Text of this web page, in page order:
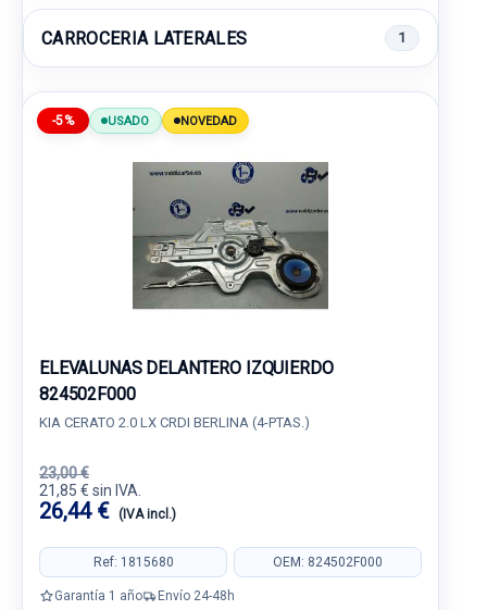
CARROCERIA LATERALES 1
-5% USADO NOVEDAD
ELEVALUNAS DELANTERO IZQUIERDO
824502F000
KIA CERATO 2.0 LX CRDI BERLINA (4-PTAS.)
23,00 €
21,85 € sin IVA.
26,44 € (IVA incl.)
Ref: 1815680 OEM: 824502F000
Garantía 1 año Envío 24-48h